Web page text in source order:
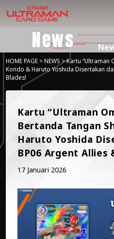
News
HOME PAGE>NEWS > Kartu “Ultraman
Kondo & Haruto Yoshida Disertakan
Blades!
Kartu “Ultraman
Bertanda Tangan
Haruto Yoshida
BP06 Argent Allies
17 Januari 2026